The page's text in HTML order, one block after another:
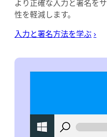
より正確な入力と署名を
性を軽減します。
入力と署名方法を学ぶ ›